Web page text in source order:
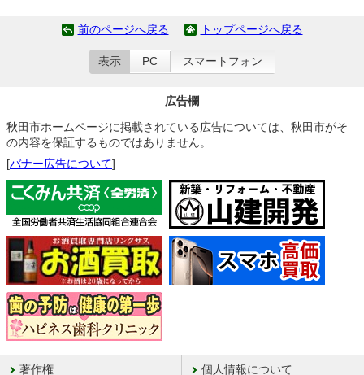
前のページへ戻る トップページへ戻る
表示 PC スマートフォン
広告欄
秋田市ホームページに掲載されている広告については、秋田市がそ
の内容を保証するものではありません。
[バナー広告について]
著作権 個人情報について